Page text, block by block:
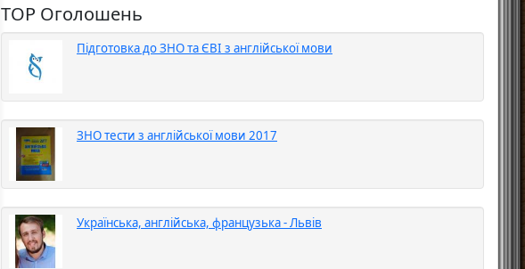
TOP Оголошень
Підготовка до ЗНО та ЄВІ з англійської мови
ЗНО тести з англійської мови 2017
Українська, англійська, французька - Львів